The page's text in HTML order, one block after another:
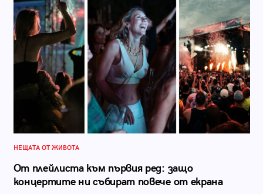
НЕЩАТА ОТ ЖИВОТА
От плейлиста към първия ред: защо
концертите ни събират повече от екрана